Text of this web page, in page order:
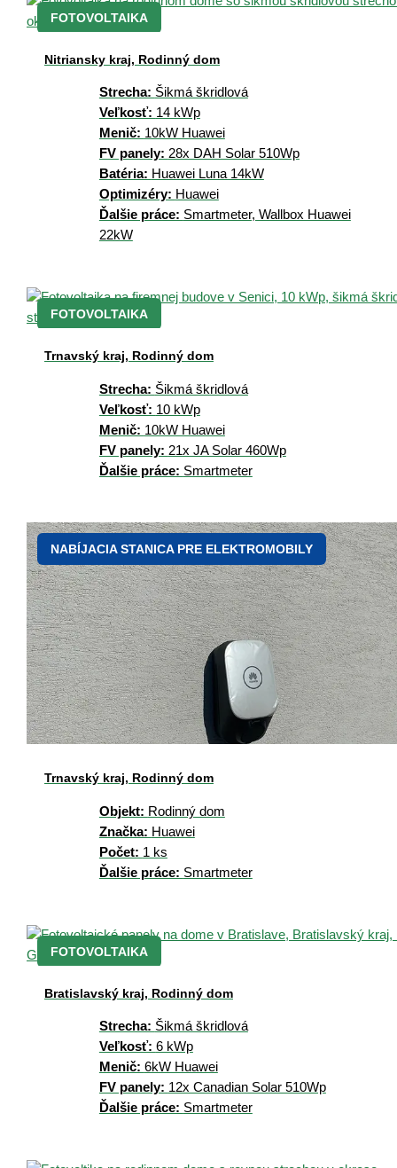
FOTOVOLTAIKA
Nitriansky kraj, Rodinný dom
Strecha: Šikmá škridlová
Veľkosť: 14 kWp
Menič: 10kW Huawei
FV panely: 28x DAH Solar 510Wp
Batéria: Huawei Luna 14kW
Optimizéry: Huawei
Ďalšie práce: Smartmeter, Wallbox Huawei
22kW
FOTOVOLTAIKA
Trnavský kraj, Rodinný dom
Strecha: Šikmá škridlová
Veľkosť: 10 kWp
Menič: 10kW Huawei
FV panely: 21x JA Solar 460Wp
Ďalšie práce: Smartmeter
NABÍJACIA STANICA PRE ELEKTROMOBILY
Trnavský kraj, Rodinný dom
Objekt: Rodinný dom
Značka: Huawei
Počet: 1 ks
Ďalšie práce: Smartmeter
FOTOVOLTAIKA
Bratislavský kraj, Rodinný dom
Strecha: Šikmá škridlová
Veľkosť: 6 kWp
Menič: 6kW Huawei
FV panely: 12x Canadian Solar 510Wp
Ďalšie práce: Smartmeter